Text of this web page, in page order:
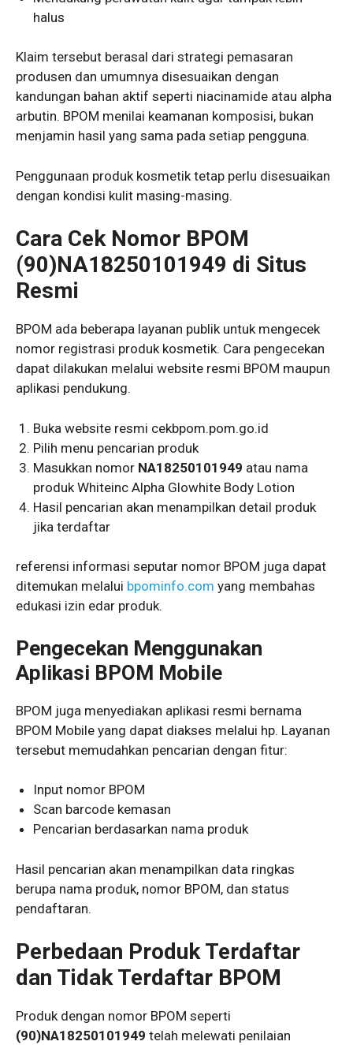
halus
Klaim tersebut berasal dari strategi pemasaran
produsen dan umumnya disesuaikan dengan
kandungan bahan aktif seperti niacinamide atau alpha
arbutin. BPOM menilai keamanan komposisi, bukan
menjamin hasil yang sama pada setiap pengguna.
Penggunaan produk kosmetik tetap perlu disesuaikan
dengan kondisi kulit masing-masing.
Cara Cek Nomor BPOM
(90)NA18250101949 di Situs
Resmi
BPOM ada beberapa layanan publik untuk mengecek
nomor registrasi produk kosmetik. Cara pengecekan
dapat dilakukan melalui website resmi BPOM maupun
aplikasi pendukung.
Buka website resmi cekbpom.pom.go.id
Pilih menu pencarian produk
Masukkan nomor NA18250101949 atau nama
produk Whiteinc Alpha Glowhite Body Lotion
Hasil pencarian akan menampilkan detail produk
jika terdaftar
referensi informasi seputar nomor BPOM juga dapat
ditemukan melalui bpominfo.com yang membahas
edukasi izin edar produk.
Pengecekan Menggunakan
Aplikasi BPOM Mobile
BPOM juga menyediakan aplikasi resmi bernama
BPOM Mobile yang dapat diakses melalui hp. Layanan
tersebut memudahkan pencarian dengan fitur:
Input nomor BPOM
Scan barcode kemasan
Pencarian berdasarkan nama produk
Hasil pencarian akan menampilkan data ringkas
berupa nama produk, nomor BPOM, dan status
pendaftaran.
Perbedaan Produk Terdaftar
dan Tidak Terdaftar BPOM
Produk dengan nomor BPOM seperti
(90)NA18250101949 telah melewati penilaian